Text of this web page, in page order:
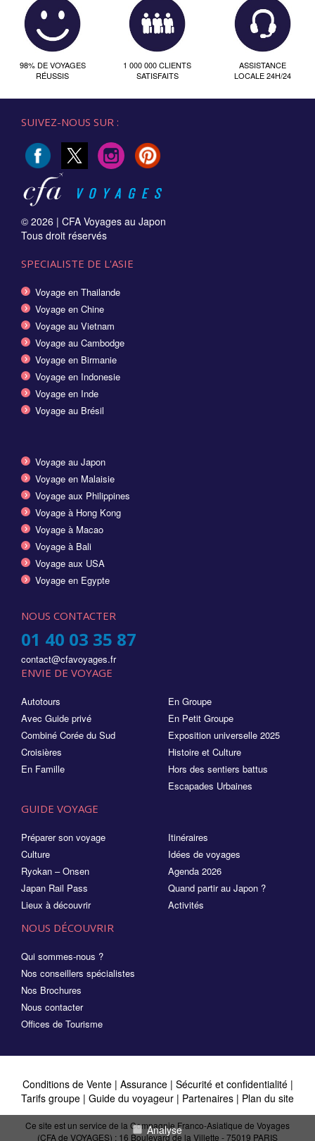
98% DE VOYAGES
RÉUSSIS
1 000 000 CLIENTS
SATISFAITS
ASSISTANCE
LOCALE 24H/24
SUIVEZ-NOUS SUR :
© 2026 | CFA Voyages au Japon
Tous droit réservés
SPECIALISTE DE L'ASIE
Voyage en Thailande
Voyage en Chine
Voyage au Vietnam
Voyage au Cambodge
Voyage en Birmanie
Voyage en Indonesie
Voyage en Inde
Voyage au Brésil
Voyage au Japon
Voyage en Malaisie
Voyage aux Philippines
Voyage à Hong Kong
Voyage à Macao
Voyage à Bali
Voyage aux USA
Voyage en Egypte
NOUS CONTACTER
01 40 03 35 87
contact@cfavoyages.fr
ENVIE DE VOYAGE
Autotours
Avec Guide privé
Combiné Corée du Sud
Croisières
En Famille
En Groupe
En Petit Groupe
Exposition universelle 2025
Histoire et Culture
Hors des sentiers battus
Escapades Urbaines
GUIDE VOYAGE
Préparer son voyage
Culture
Ryokan – Onsen
Japan Rail Pass
Lieux à découvrir
Itinéraires
Idées de voyages
Agenda 2026
Quand partir au Japon ?
Activités
NOUS DÉCOUVRIR
Qui sommes-nous ?
Nos conseillers spécialistes
Nos Brochures
Nous contacter
Offices de Tourisme
Conditions de Vente| Assurance | Sécurité et confidentialité|
Tarifs groupe | Guide du voyageur | Partenaires | Plan du site
Ce site est un service de la Compagnie Franco-Asiatique de Voyages
(CFA de VOYAGES) : 16 Boulevard de la Villette - 75019 PARIS
Analyse